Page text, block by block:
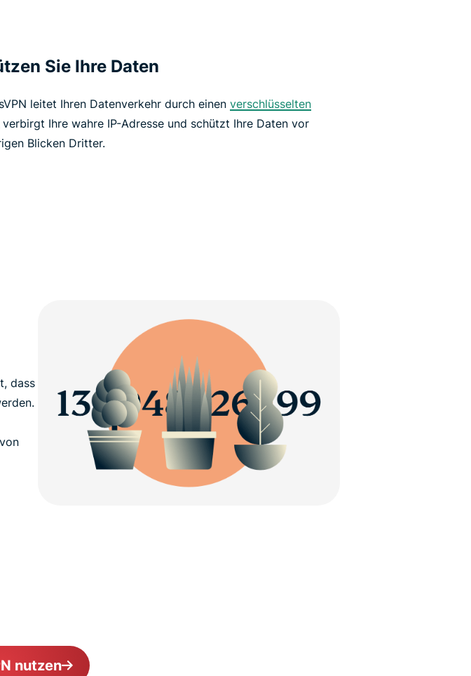
Sie Ihre Daten
leitet Ihren Datenverkehr durch einen verschlüsselten
verbirgt Ihre wahre IP-Adresse und schützt Ihre Daten vor
Blicken Dritter.
dass
nutzen